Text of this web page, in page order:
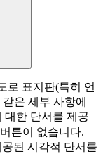
로 표지판(특히 언
은 세부 사항에
대한 단서를 제공
튼이 없습니다.
된 시각적 단서를